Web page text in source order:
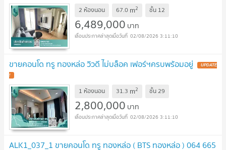
2 ห้องนอน 67.0 m2 ชั้น 12
6,489,000 บาท
02/08/2026 3:11:10
ขายคอนโด ทรู ทองหล่อ วิวดี ไม่บล็อค เฟอร์ฯครบพร้อมอยู่ UPDATE
!
1 ห้องนอน 31.3 m2 ชั้น29
2,800,000 บาท
02/08/2026 3:11:10
ALK1_037_1 ขายคอนโด ทรู ทองหล่อ ( BTS ทองหล่อ ) 064 665